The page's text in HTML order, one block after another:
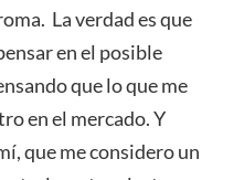
La verdad es que
en el posible
que lo que me
en el mercado. Y
que me considero un